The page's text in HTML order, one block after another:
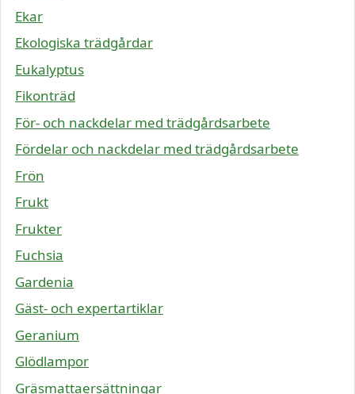
Ekar
Ekologiska trädgårdar
Eukalyptus
Fikonträd
För- och nackdelar med trädgårdsarbete
Fördelar och nackdelar med trädgårdsarbete
Frön
Frukt
Frukter
Fuchsia
Gardenia
Gäst- och expertartiklar
Geranium
Glödlampor
Gräsmattaersättningar